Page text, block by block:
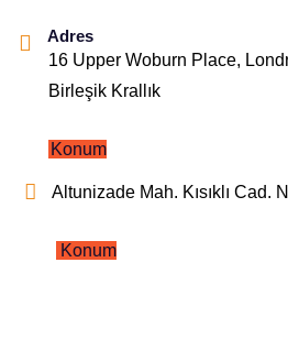
Adres
16 Upper Woburn Place,
Birleşik Krallık
Konum
Altunizade Mah. Kısıklı Cad.
Konum